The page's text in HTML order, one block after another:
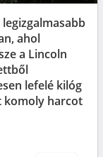
ahol
a Lincoln
lefelé kilóg
komoly harcot